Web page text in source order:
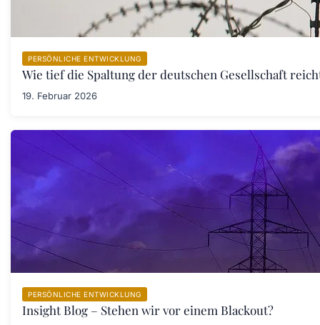
PERSÖNLICHE ENTWICKLUNG
Wie tief die Spaltung der deutschen Gesellschaft
19. Februar 2026
PERSÖNLICHE ENTWICKLUNG
Insight Blog – Stehen wir vor einem Blackout?